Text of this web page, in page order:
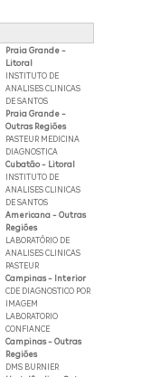
Praia Grande -
Litoral
INSTITUTO DE
ANALISES CLINICAS
DE SANTOS
Praia Grande -
Outras Regiões
PASTEUR MEDICINA
DIAGNOSTICA
Cubatão - Litoral
INSTITUTO DE
ANALISES CLINICAS
DE SANTOS
Americana - Outras
Regiões
LABORATÓRIO DE
ANALISES CLINICAS
PASTEUR
Campinas - Interior
CDE DIAGNOSTICO POR
IMAGEM
LABORATORIO
CONFIANCE
Campinas - Outras
Regiões
DMS BURNIER